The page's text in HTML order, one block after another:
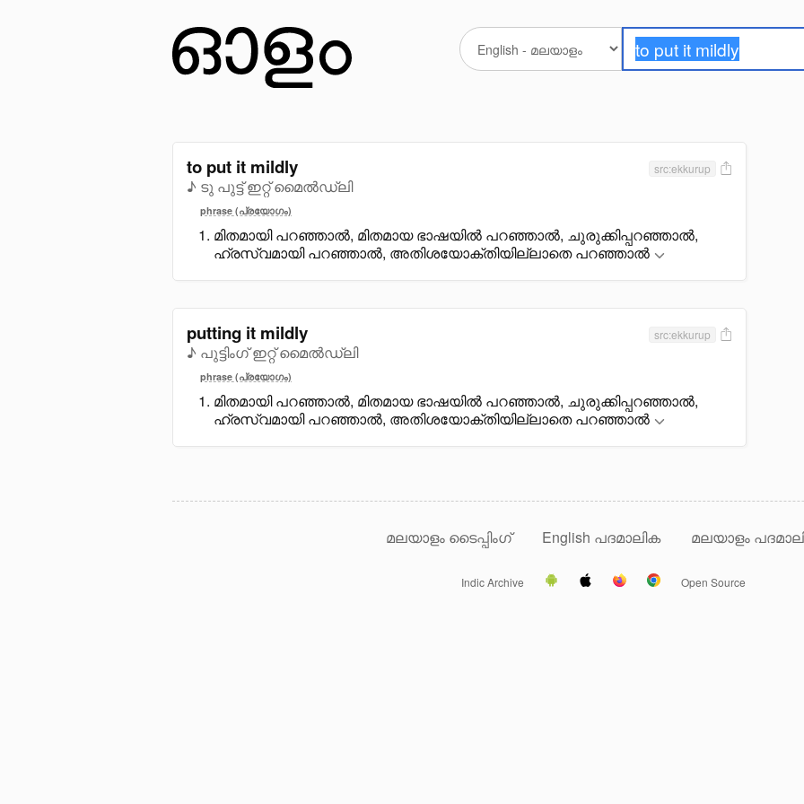
to put it mildly
♪ ടു പുട്ട് ഇറ്റ് മൈൽഡ്ലി
src:ekkurup
phrase (പ്രയോഗം)
മിതമായി പറഞ്ഞാൽ, മിതമായ ഭാഷയിൽ പറഞ്ഞാൽ, ചുരുക്കിപ്പറഞ്ഞാൽ,
ഹ്രസ്വമായി പറഞ്ഞാൽ, അതിശയോക്തിയില്ലാതെ പറഞ്ഞാൽ
putting it mildly
♪ പുട്ടിംഗ് ഇറ്റ് മൈൽഡ്ലി
src:ekkurup
phrase (പ്രയോഗം)
മിതമായി പറഞ്ഞാൽ, മിതമായ ഭാഷയിൽ പറഞ്ഞാൽ, ചുരുക്കിപ്പറഞ്ഞാൽ,
ഹ്രസ്വമായി പറഞ്ഞാൽ, അതിശയോക്തിയില്ലാതെ പറഞ്ഞാൽ
മലയാളം ടൈപ്പിംഗ് English പദമാലിക മലയാളം
Indic Archive Open Source